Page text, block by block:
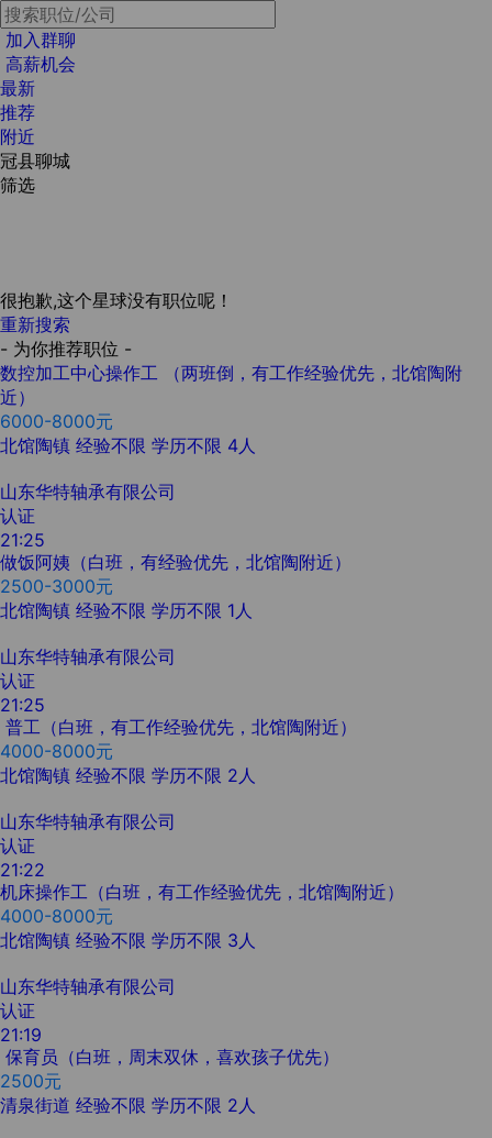
加入群聊
高薪机会
最新
推荐
附近
冠县聊城
筛选
很抱歉,这个星球没有职位呢！
重新搜索
- 为你推荐职位 -
数控加工中心操作工 （两班倒，有工作经验优先，北馆陶附
近）
6000-8000元
北馆陶镇 经验不限 学历不限 4人
山东华特轴承有限公司
认证
21:25
做饭阿姨（白班，有经验优先，北馆陶附近）
2500-3000元
北馆陶镇 经验不限 学历不限 1人
山东华特轴承有限公司
认证
21:25
普工（白班，有工作经验优先，北馆陶附近）
4000-8000元
北馆陶镇 经验不限 学历不限 2人
山东华特轴承有限公司
认证
21:22
机床操作工（白班，有工作经验优先，北馆陶附近）
4000-8000元
北馆陶镇 经验不限 学历不限 3人
山东华特轴承有限公司
认证
21:19
保育员（白班，周末双休，喜欢孩子优先）
2500元
清泉街道 经验不限 学历不限 2人